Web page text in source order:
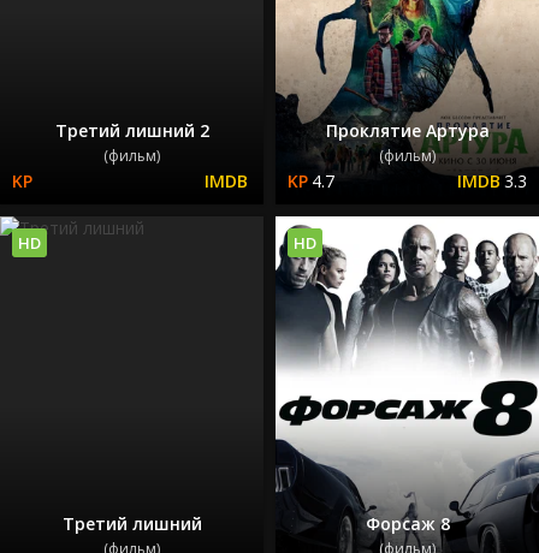
Третий лишний 2
(фильм)
Проклятие Артура
(фильм)
4.7 3.3
Третий лишний
(фильм)
HD
Форсаж 8
(фильм)
HD